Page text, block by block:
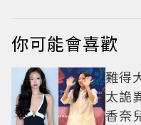
你可能會喜歡
難得
太詭
香奈